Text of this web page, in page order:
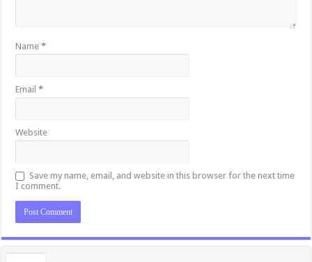
Name*
Email*
Website
Save my name, email, and website in this browser for the next time
I comment.